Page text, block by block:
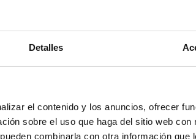
Detalles
el contenido y los anuncios, ofrecer
sobre el uso que haga del sitio web con
combinarla con otra información que